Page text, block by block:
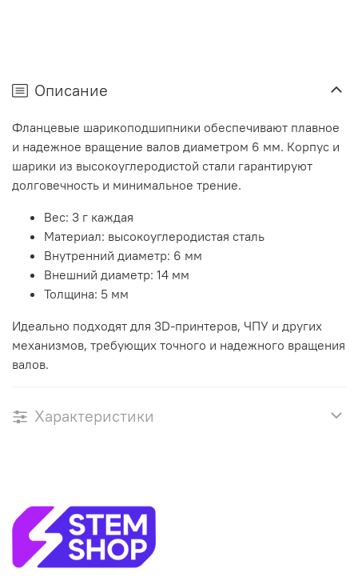
Описание
Фланцевые шарикоподшипники обеспечивают плавное
и надежное вращение валов диаметром 6 мм. Корпус и
шарики из высокоуглеродистой стали гарантируют
долговечность и минимальное трение.
Вес: 3 г каждая
Материал: высокоуглеродистая сталь
Внутренний диаметр: 6 мм
Внешний диаметр: 14 мм
Толщина: 5 мм
Идеально подходят для 3D-принтеров, ЧПУ и других
механизмов, требующих точного и надежного вращения
валов.
Характеристики